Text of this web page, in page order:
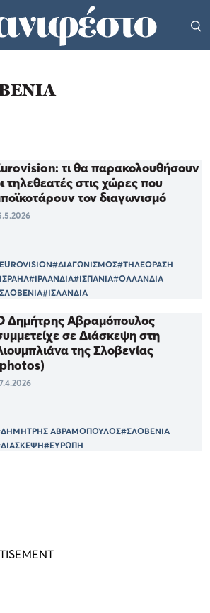
τι θα παρακολουθήσουν
τηλεθεατές στις χώρες που
τον διαγωνισμό
#ΔΙΑΓΩΝΙΣΜΟΣ#ΤΗΛΕΟΡΑΣΗ
#ΙΡΛΑΝΔΙΑ#ΙΣΠΑΝΙΑ#ΟΛΛΑΝΔΙΑ
#ΙΣΛΑΝΔΙΑ
Δημήτρης Αβραμόπουλος
σε Διάσκεψη στη
της Σλοβενίας
ΑΒΡΑΜΟΠΟΥΛΟΣ#ΣΛΟΒΕΝΙΑ
#ΕΥΡΩΠΗ